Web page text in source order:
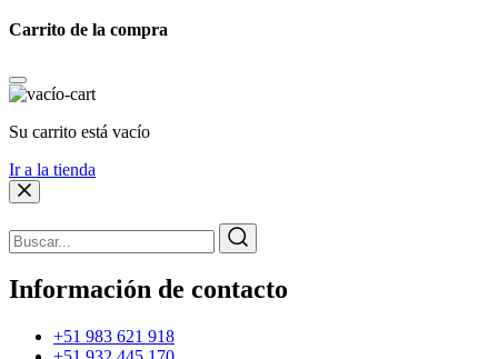
Carrito de la compra
Su carrito está vacío
Ir a la tienda
Información de contacto
+51 983 621 918